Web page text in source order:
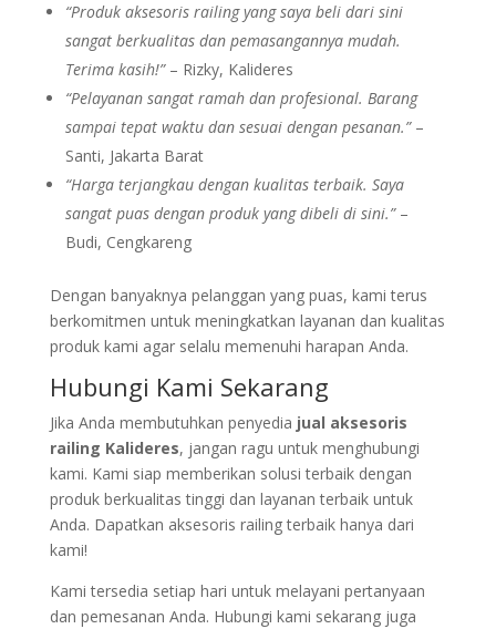
“Produk aksesoris railing yang saya beli dari sini
sangat berkualitas dan pemasangannya mudah.
Terima kasih!”– Rizky, Kalideres
“Pelayanan sangat ramah dan profesional. Barang
sampai tepat waktu dan sesuai dengan pesanan.”–
Santi, Jakarta Barat
“Harga terjangkau dengan kualitas terbaik. Saya
sangat puas dengan produk yang dibeli di sini.”–
Budi, Cengkareng
Dengan banyaknya pelanggan yang puas, kami terus
berkomitmen untuk meningkatkan layanan dan kualitas
produk kami agar selalu memenuhi harapan Anda.
Hubungi Kami Sekarang
Jika Anda membutuhkan penyedia jual aksesoris
railing Kalideres, jangan ragu untuk menghubungi
kami. Kami siap memberikan solusi terbaik dengan
produk berkualitas tinggi dan layanan terbaik untuk
Anda. Dapatkan aksesoris railing terbaik hanya dari
kami!
Kami tersedia setiap hari untuk melayani pertanyaan
dan pemesanan Anda. Hubungi kami sekarang juga